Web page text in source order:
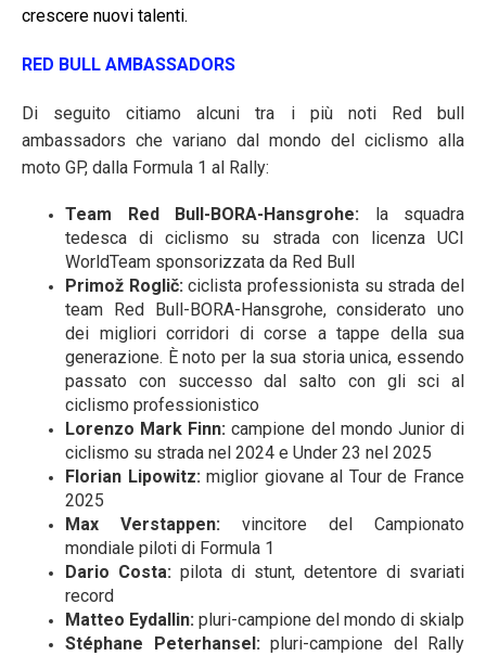
crescere nuovi talenti.
RED BULL AMBASSADORS
Di seguito citiamo alcuni tra i più noti Red bull
ambassadors che variano dal mondo del ciclismo alla
moto GP, dalla Formula 1 al Rally:
Team Red Bull-BORA-Hansgrohe: la squadra
tedesca di ciclismo su strada con licenza UCI
WorldTeam sponsorizzata da Red Bull
Primož Roglič:ciclista professionista su strada del
team Red Bull-BORA-Hansgrohe, considerato uno
dei migliori corridori di corse a tappe della sua
generazione. È noto per la sua storia unica, essendo
passato con successo dal salto con gli sci al
ciclismo professionistico
Lorenzo Mark Finn: campione del mondo Junior di
ciclismo su strada nel 2024 e Under 23 nel 2025
Florian Lipowitz:miglior giovane al Tour de France
2025
Max Verstappen: vincitore del Campionato
mondiale piloti di Formula 1
Dario Costa: pilota di stunt, detentore di svariati
record
Matteo Eydallin: pluri-campione del mondo di skialp
Stéphane Peterhansel:pluri-campione del Rally